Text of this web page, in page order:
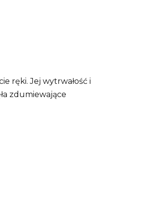
ręki. Jej wytrwałość i
zdumiewające